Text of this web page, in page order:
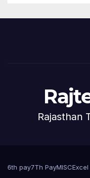
Rajasthan
6th pay7Th PayMISCExcel